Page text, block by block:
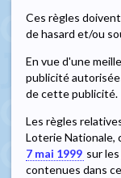
Ces règles
de hasard et/ou
En vue d'une
publicité
de cette publicité.
Les règles
Loterie Nationale,
7 mai 1999 sur
contenues dans